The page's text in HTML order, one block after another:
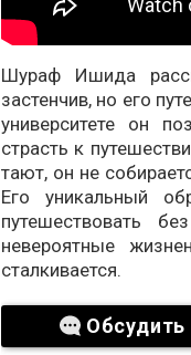
Шураф Ишида
застенчив, но его
университете он
страсть к
тают, он не
Его уникальный
путешествовать
невероятные
сталкивается.
Обсудить